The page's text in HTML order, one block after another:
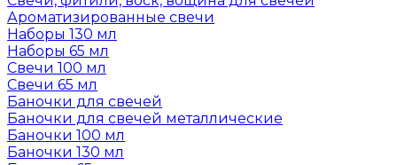
Ароматизированные свечи
Наборы 130 мл
Наборы 65 мл
Свечи 100 мл
Свечи 65 мл
Баночки для свечей
Баночки для свечей металлические
Баночки 100 мл
Баночки 130 мл